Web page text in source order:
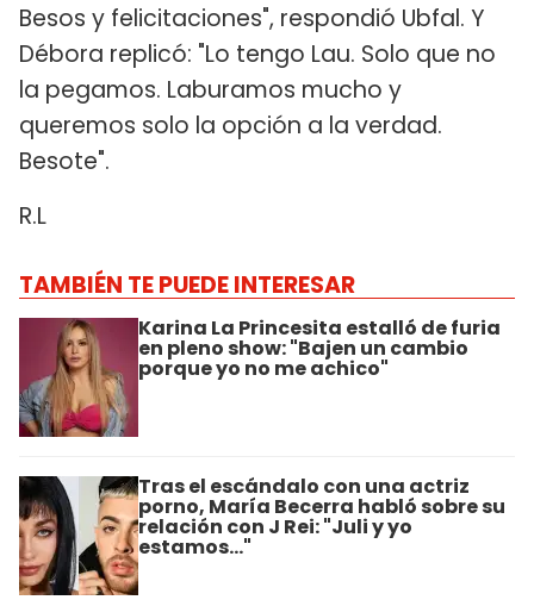
Besos y felicitaciones", respondió Ubfal. Y
Débora replicó: "Lo tengo Lau. Solo que no
la pegamos. Laburamos mucho y
queremos solo la opción a la verdad.
Besote".
R.L
TAMBIÉN TE PUEDE INTERESAR
Karina La Princesita estalló de furia
en pleno show: "Bajen un cambio
porque yo no me achico"
Tras el escándalo con una actriz
porno, María Becerra habló sobre su
relación con J Rei: "Juli y yo
estamos..."